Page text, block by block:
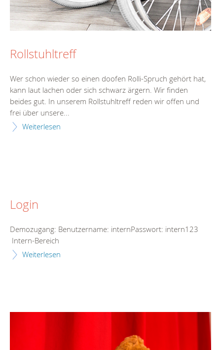
Rollstuhltreff
Wer schon wieder so einen doofen Rolli-Spruch gehört hat,
kann laut lachen oder sich schwarz ärgern. Wir finden
beides gut. In unserem Rollstuhltreff reden wir offen und
frei über unsere...
Weiterlesen
Login
Demozugang: Benutzername: internPasswort: intern123
Intern-Bereich
Weiterlesen